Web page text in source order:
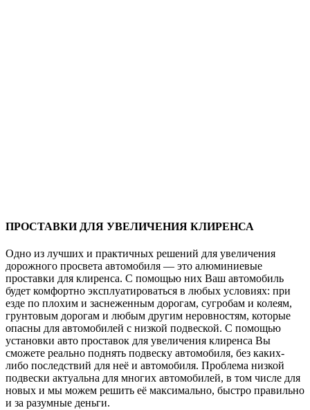
ПРОСТАВКИ ДЛЯ УВЕЛИЧЕНИЯ КЛИРЕНСА
Одно из лучших и практичных решений для увеличения
дорожного просвета автомобиля — это алюминиевые
проставки для клиренса. С помощью них Ваш автомобиль
будет комфортно эксплуатироваться в любых условиях: при
езде по плохим и заснеженным дорогам, сугробам и колеям,
грунтовым дорогам и любым другим неровностям, которые
опасны для автомобилей с низкой подвеской. С помощью
установки авто проставок для увеличения клиренса Вы
сможете реально поднять подвеску автомобиля, без каких-
либо последствий для неё и автомобиля. Проблема низкой
подвески актуальна для многих автомобилей, в том числе для
новых и мы можем решить её максимально, быстро правильно
и за разумные деньги.